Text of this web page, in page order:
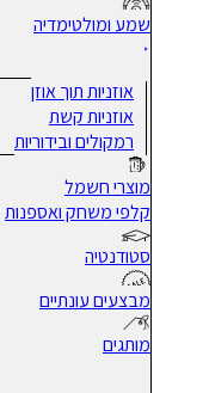
שמע ומולטימדיה
אוזניות תוך אוזן
אוזניות קשת
רמקולים ובידוריות
מוצרי חשמל
קלפי משחק ואספנות
סטודנטיה
מבצעים עונתיים
מותגים